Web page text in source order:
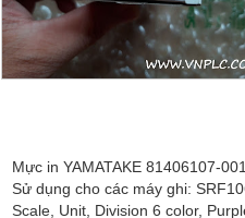
Sử dụng cho các máy ghi:
Scale, Unit,